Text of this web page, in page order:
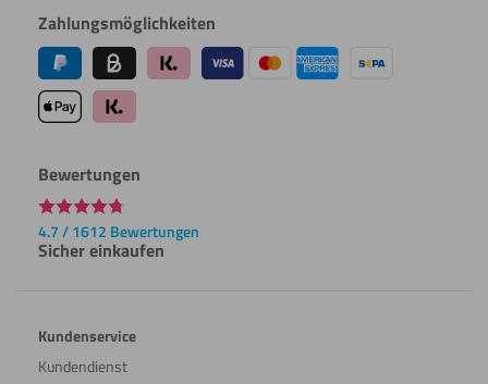
Zahlungsmöglichkeiten
Bewertungen
4.7 / 1612 Bewertungen
Sicher einkaufen
Kundenservice
Kundendienst